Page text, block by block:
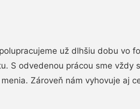
už dlhšiu dobu vo
S odvedenou prácou sme vždy
Zároveň nám vyhovuje aj